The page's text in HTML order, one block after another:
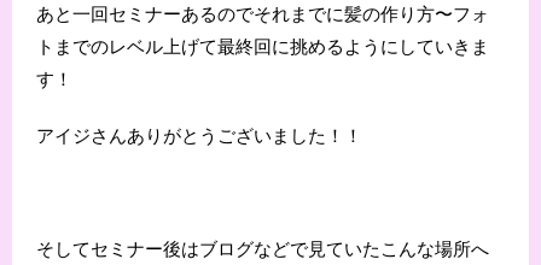
あと一回セミナーあるのでそれまでに髪の作り方〜フォ
トまでのレベル上げて最終回に挑めるようにしていきま
す！
アイジさんありがとうございました！！
そしてセミナー後はブログなどで見ていたこんな場所へ